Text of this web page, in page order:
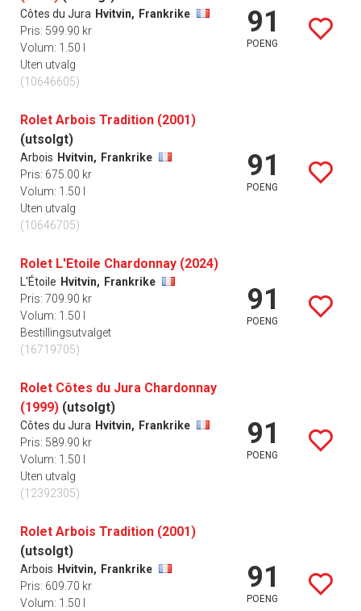
Côtes du Jura Hvitvin, Frankrike
Pris: 599.90 kr
Volum: 1.50 l
Uten utvalg
(10646605)
91
POENG
Rolet Arbois Tradition (2001)
(utsolgt)
Arbois Hvitvin, Frankrike
Pris: 675.00 kr
Volum: 1.50 l
Uten utvalg
(10646705)
91
POENG
Rolet L'Etoile Chardonnay (2024)
L'Étoile Hvitvin, Frankrike
Pris: 709.90 kr
Volum: 1.50 l
Bestillingsutvalget
(16719705)
91
POENG
Rolet Côtes du Jura Chardonnay
(1999) (utsolgt)
Côtes du Jura Hvitvin, Frankrike
Pris: 589.90 kr
Volum: 1.50 l
Uten utvalg
(12392305)
91
POENG
Rolet Arbois Tradition (2001)
(utsolgt)
Arbois Hvitvin, Frankrike
Pris: 609.70 kr
Volum: 1.50 l
91
POENG